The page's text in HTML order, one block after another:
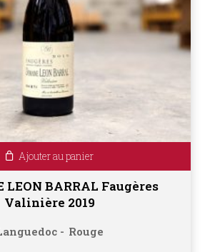
Ajouter au panier
LEON BARRAL Faugères
Valinière 2019
Rouge